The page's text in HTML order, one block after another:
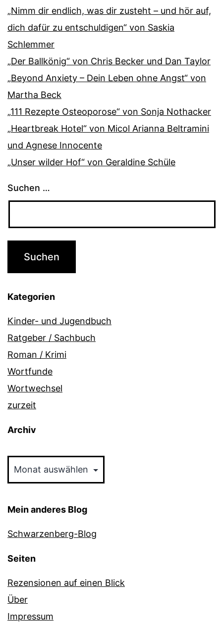
„Nimm dir endlich, was dir zusteht – und hör auf,
dich dafür zu entschuldigen“ von Saskia
Schlemmer
„Der Ballkönig“ von Chris Becker und Dan Taylor
„Beyond Anxiety – Dein Leben ohne Angst“ von
Martha Beck
„111 Rezepte Osteoporose“ von Sonja Nothacker
„Heartbreak Hotel“ von Micol Arianna Beltramini
und Agnese Innocente
„Unser wilder Hof“ von Geraldine Schüle
Suchen …
Kategorien
Kinder- und Jugendbuch
Ratgeber / Sachbuch
Roman / Krimi
Wortfunde
Wortwechsel
zurzeit
Archiv
Mein anderes Blog
Schwarzenberg-Blog
Seiten
Rezensionen auf einen Blick
Über
Impressum